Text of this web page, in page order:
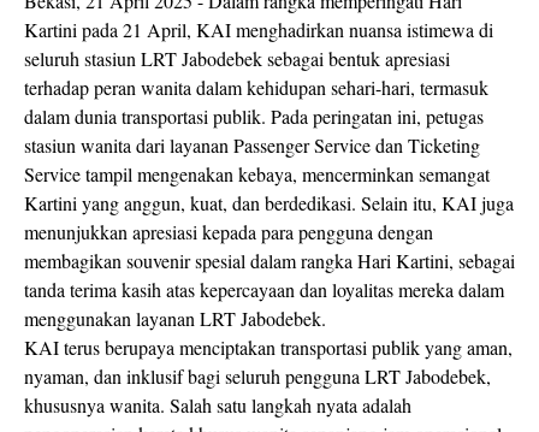
Kartini pada 21 April, KAI menghadirkan nuansa istimewa di
seluruh stasiun LRT Jabodebek sebagai bentuk apresiasi
terhadap peran wanita dalam kehidupan sehari-hari, termasuk
dalam dunia transportasi publik. Pada peringatan ini, petugas
stasiun wanita dari layanan Passenger Service dan Ticketing
Service tampil mengenakan kebaya, mencerminkan semangat
Kartini yang anggun, kuat, dan berdedikasi. Selain itu, KAI juga
menunjukkan apresiasi kepada para pengguna dengan
membagikan souvenir spesial dalam rangka Hari Kartini, sebagai
tanda terima kasih atas kepercayaan dan loyalitas mereka dalam
menggunakan layanan LRT Jabodebek.
KAI terus berupaya menciptakan transportasi publik yang aman,
nyaman, dan inklusif bagi seluruh pengguna LRT Jabodebek,
khususnya wanita. Salah satu langkah nyata adalah